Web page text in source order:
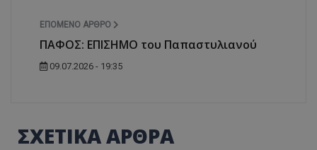
ΕΠΌΜΕΝΟ ΆΡΘΡΟ
ΠΑΦΟΣ: ΕΠΙΣΗΜΟ του Παπαστυλιανού
09.07.2026 - 19:35
ΣΧΕΤΙΚΑ ΑΡΘΡΑ